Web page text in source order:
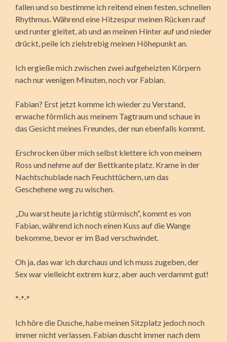
fallen und so bestimme ich reitend einen festen, schnellen
Rhythmus. Während eine Hitzespur meinen Rücken rauf
und runter gleitet, ab und an meinen Hinter auf und nieder
drückt, peile ich zielstrebig meinen Höhepunkt an.
Ich ergieße mich zwischen zwei aufgeheizten Körpern
nach nur wenigen Minuten, noch vor Fabian.
Fabian? Erst jetzt komme ich wieder zu Verstand,
erwache förmlich aus meinem Tagtraum und schaue in
das Gesicht meines Freundes, der nun ebenfalls kommt.
Erschrocken über mich selbst klettere ich von meinem
Ross und nehme auf der Bettkante platz. Krame in der
Nachtschublade nach Feuchttüchern, um das
Geschehene weg zu wischen.
„Du warst heute ja richtig stürmisch“, kommt es von
Fabian, während ich noch einen Kuss auf die Wange
bekomme, bevor er im Bad verschwindet.
Oh ja, das war ich durchaus und ich muss zugeben, der
Sex war vielleicht extrem kurz, aber auch verdammt gut!
*-*-*
Ich höre die Dusche, habe meinen Sitzplatz jedoch noch
immer nicht verlassen. Fabian duscht immer nach dem